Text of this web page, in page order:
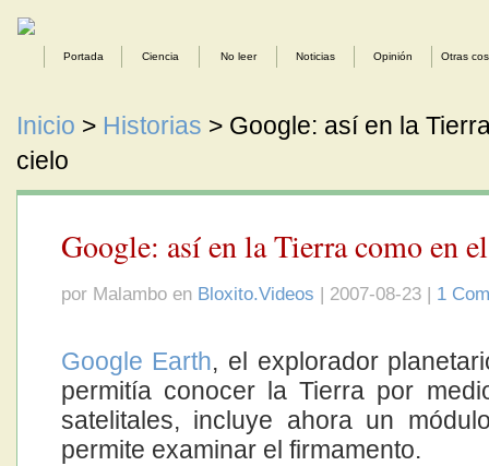
Portada Ciencia No leer Noticias Opinión Otras
Inicio > Historias > Google: así en la
cielo
Google: así en la Tierra como en
por Malambo en Bloxito.Videos | 2007-08-23 | 1
Google Earth, el explorador
permitía conocer la Tierra por
satelitales, incluye ahora un
permite examinar el firmamento.